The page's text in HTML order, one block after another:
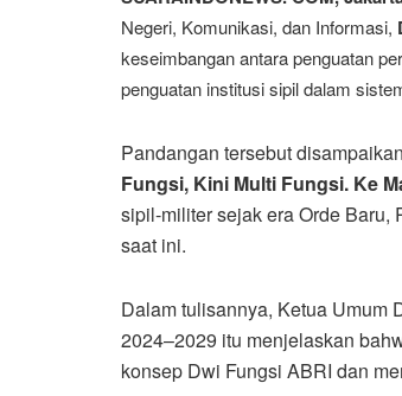
Negeri, Komunikasi, dan Informasi,
keseimbangan antara penguatan
penguatan institusi sipil dalam
Pandangan tersebut
Fungsi, Kini Multi Fungsi. Ke
sipil-militer sejak era Orde Baru,
saat ini.
Dalam tulisannya, Ketua Umum
2024–2029 itu menjelaskan
konsep Dwi Fungsi ABRI dan